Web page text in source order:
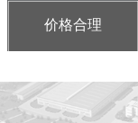
价格合理